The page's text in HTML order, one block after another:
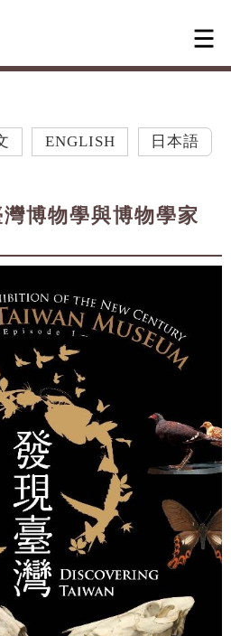
ENGLISH 日本語
博物學與博物學家